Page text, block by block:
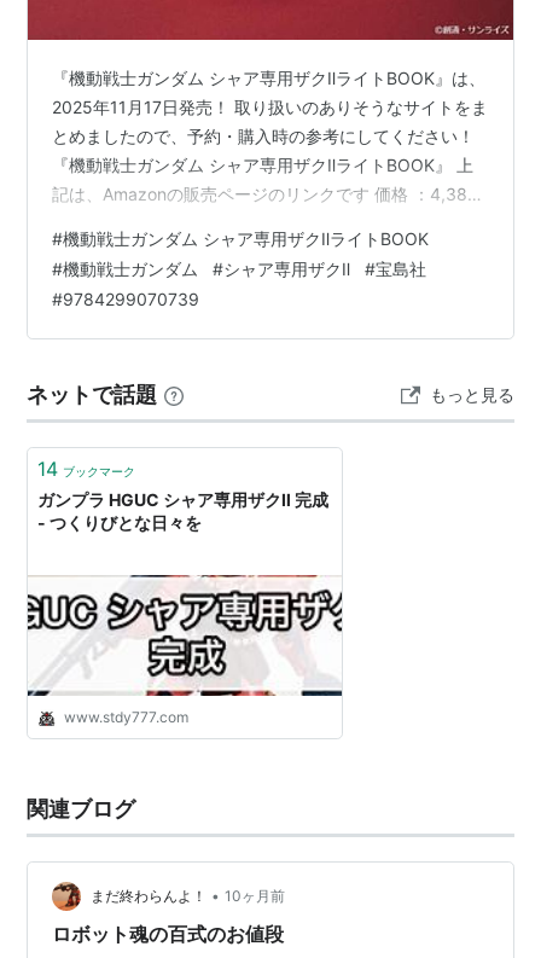
『機動戦士ガンダム シャア専用ザクⅡライトBOOK』は、
2025年11月17日発売！ 取り扱いのありそうなサイトをま
とめましたので、予約・購入時の参考にしてください！
『機動戦士ガンダム シャア専用ザクⅡライトBOOK』 上
記は、Amazonの販売ページのリンクです 価格 ：4,389
商品コード：9784299070739 Amazon e-hon
HMV&BOOKS online 紀伊國屋書店ウェブストア セブン
ネットショッピング 宝島CHANNEL タワーレコードオン
ライン Neowing ホンヤクラブ Yahoo!ショッピン…
#機動戦士ガンダム シャア専用ザクⅡライトBOOK
#機動戦士ガンダム #シャア専用ザクⅡ #宝島社
#9784299070739
ネットで話題 もっと見る
14 ブックマーク
ガンプラ HGUC シャア専用ザクⅡ 完成
- つくりびとな日々を
www.stdy777.com
関連ブログ
まだ終わらんよ！ • 10ヶ月前
ロボット魂の百式のお値段